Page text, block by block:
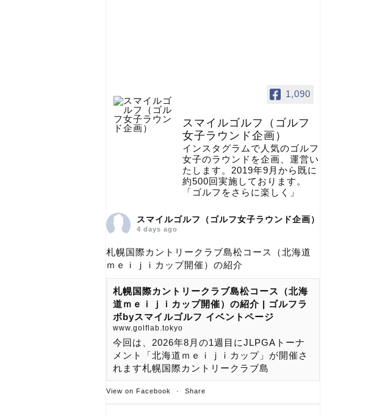
1,090
スマイルゴルフ（ゴルフ
女子ラウンド企画）
インスタグラムで人気のゴルフ
女子のラウンドを企画、運営い
たします。2019年9月から既に
約500回実施しております。
「ゴルフをさらに楽しく」
スマイルゴルフ（ゴルフ女子ラウンド企画）
4 days ago
札幌国際カントリークラブ島松コース（北海道
ｍｅｉｊｉカップ開催）の紹介
札幌国際カントリークラブ島松コース（北海
道ｍｅｉｊｉカップ開催）の紹介 | ゴルフラ
ボbyスマイルゴルフ イベントページ
www.golflab.tokyo
今回は、2026年8月の1週目にJLPGAトーナ
メント「北海道ｍｅｉｊｉカップ」が開催さ
れます札幌国際カントリークラブ島
View on Facebook · Share